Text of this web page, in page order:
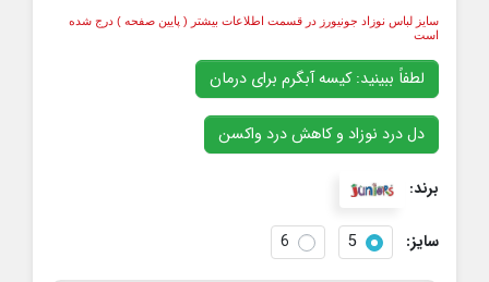
سایز لباس نوزاد جونیورز در قسمت اطلاعات بیشتر ( پایین صفحه ) درج شده
است
لطفاً ببینید: کیسه آبگرم برای درمان
دل درد نوزاد و کاهش درد واکسن
برند:
سایز: 5
6